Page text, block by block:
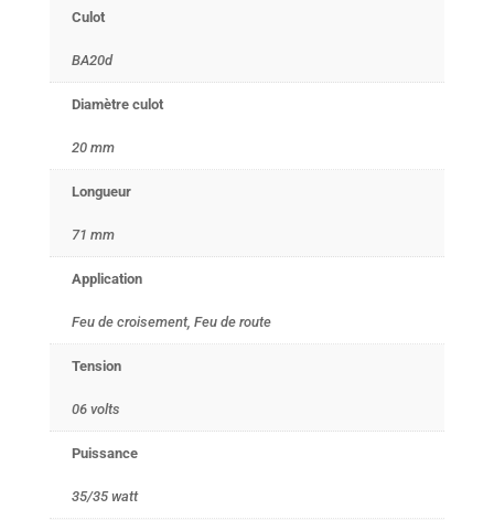
Culot
BA20d
Diamètre culot
20 mm
Longueur
71 mm
Application
Feu de croisement, Feu de route
Tension
06 volts
Puissance
35/35 watt